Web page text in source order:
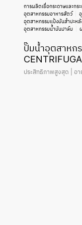
การผลิตเยื่อกระดาษและกร
อุตสาหกรรมอาหารสัตว์
อุตสาหกรรมแป้งมันสำปะหลั
อุตสาหกรรมน้ำมันปาล์ม
ปั๊มน้ำอุตสาหก
ประสิทธิภาพสูงสุด | อา